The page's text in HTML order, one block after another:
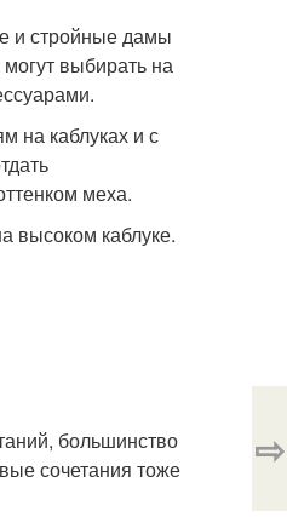
и стройные дамы
выбирать на
на каблуках и с
меха.
высоком каблуке.
большинство
сочетания тоже
⇨